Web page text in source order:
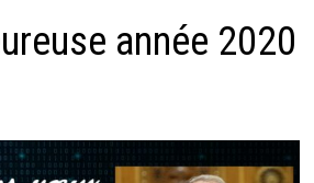
année 2020